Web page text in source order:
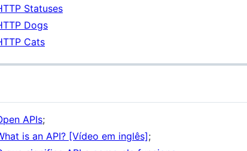
Statuses
Dogs
Cats
APIs;
is an API? [Vídeo em inglês];